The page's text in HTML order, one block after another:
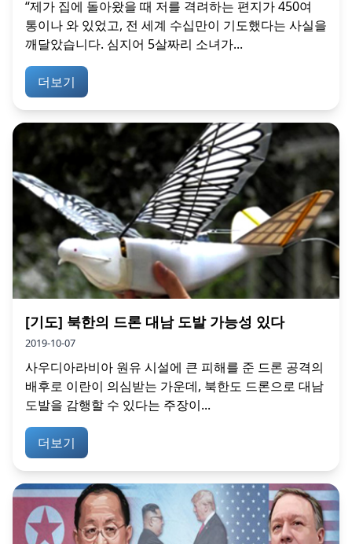
“제가 집에 돌아왔을 때 저를 격려하는 편지가 450여
통이나 와 있었고, 전 세계 수십만이 기도했다는 사실을
깨달았습니다. 심지어 5살짜리 소녀가...
더보기
[기도] 북한의 드론 대남 도발 가능성 있다
2019-10-07
사우디아라비아 원유 시설에 큰 피해를 준 드론 공격의
배후로 이란이 의심받는 가운데, 북한도 드론으로 대남
도발을 감행할 수 있다는 주장이...
더보기